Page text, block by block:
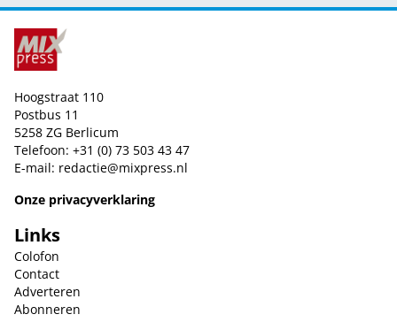
Hoogstraat 110
Postbus 11
5258 ZG Berlicum
Telefoon: +31 (0) 73 503 43 47
E-mail: redactie@mixpress.nl
Onze privacyverklaring
Links
Colofon
Contact
Adverteren
Abonneren